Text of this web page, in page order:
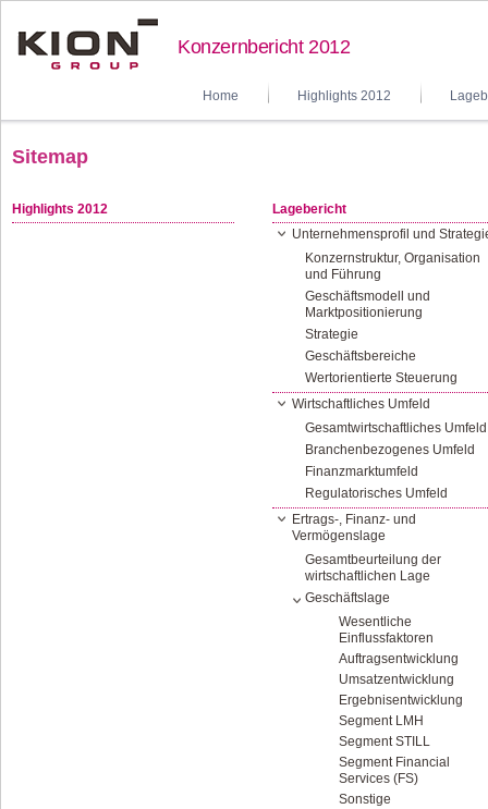
Konzernbericht 2012
Home Highlights 2012
Sitemap
Highlights 2012
Lagebericht
Unternehmensprofil und
Konzernstruktur, Organisation
und Führung
Geschäftsmodell und
Marktpositionierung
Strategie
Geschäftsbereiche
Wertorientierte Steuerung
Wirtschaftliches Umfeld
Gesamtwirtschaftliches Umfeld
Branchenbezogenes Umfeld
Finanzmarktumfeld
Regulatorisches Umfeld
Ertrags-, Finanz- und
Vermögenslage
Gesamtbeurteilung der
wirtschaftlichen Lage
Geschäftslage
Wesentliche
Einflussfaktoren
Auftragsentwicklung
Umsatzentwicklung
Ergebnisentwicklung
Segment LMH
Segment STILL
Segment Financial
Services (FS)
Sonstige